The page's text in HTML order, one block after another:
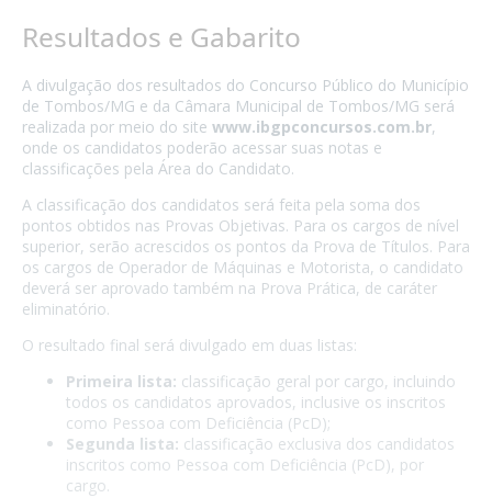
Resultados e Gabarito
A divulgação dos resultados do Concurso Público do Município
de Tombos/MG e da Câmara Municipal de Tombos/MG será
realizada por meio do site www.ibgpconcursos.com.br,
onde os candidatos poderão acessar suas notas e
classificações pela Área do Candidato.
A classificação dos candidatos será feita pela soma dos
pontos obtidos nas Provas Objetivas. Para os cargos de nível
superior, serão acrescidos os pontos da Prova de Títulos. Para
os cargos de Operador de Máquinas e Motorista, o candidato
deverá ser aprovado também na Prova Prática, de caráter
eliminatório.
O resultado final será divulgado em duas listas:
Primeira lista: classificação geral por cargo, incluindo
todos os candidatos aprovados, inclusive os inscritos
como Pessoa com Deficiência (PcD);
Segunda lista: classificação exclusiva dos candidatos
inscritos como Pessoa com Deficiência (PcD), por
cargo.